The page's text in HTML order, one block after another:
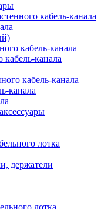
кабель-канала
кабель-канала
канала
кабель-канала
канала
лотка
держатели
лотка